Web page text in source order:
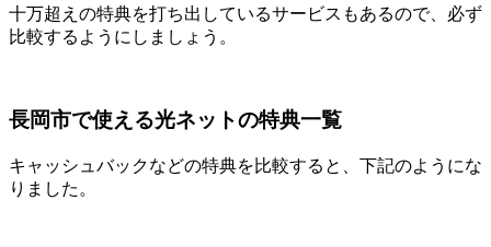
十万超えの特典を打ち出しているサービスもあるので、必ず
比較するようにしましょう。
長岡市で使える光ネットの特典一覧
キャッシュバックなどの特典を比較すると、下記のようにな
りました。